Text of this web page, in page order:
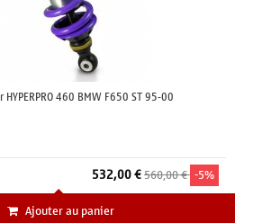
460 BMW F650 ST 95-00
532,00 €560,00 € -5%
Ajouter au panier